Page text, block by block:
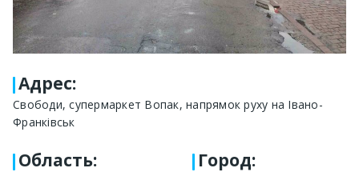
Адрес:
Свободи, супермаркет Вопак, напрямок руху на Івано-
Франківськ
Область: Город: